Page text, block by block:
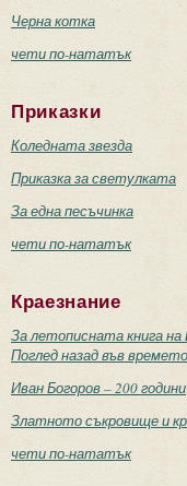
Черна котка
чети по-нататък
Приказки
Коледната звезда
Приказка за светулката
За една песъчинка
чети по-нататък
Краезнание
За летописната книга на
Поглед назад във
Иван Богоров – 200 години
Златното съкровище и
чети по-нататък